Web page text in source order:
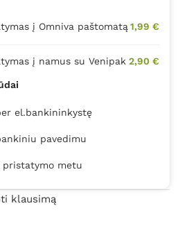
į Omniva paštomatą 1,99 €
į namus su Venipak 2,90 €
el.bankininkystę
pavedimu
metu
klausimą